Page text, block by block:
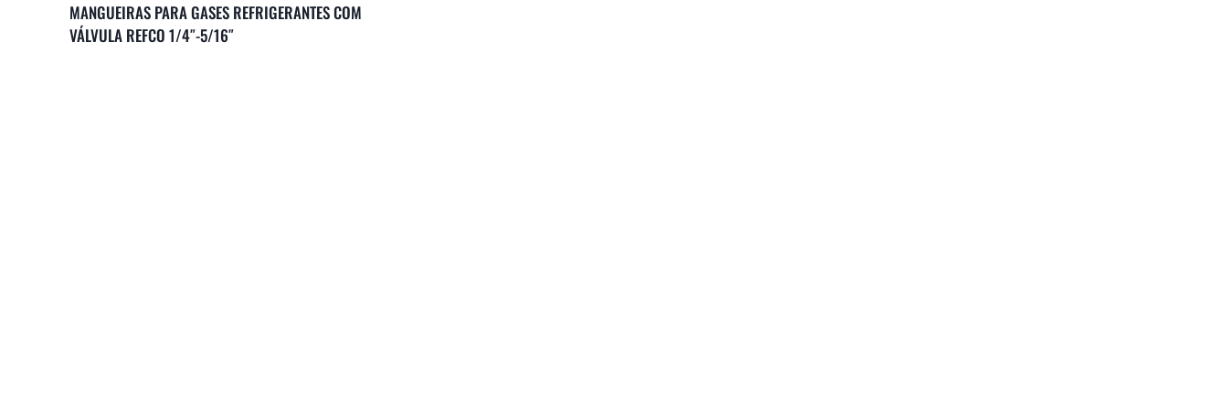
MANGUEIRAS PARA GASES REFRIGERANTES COM
VÁLVULA REFCO 1/4″-5/16″